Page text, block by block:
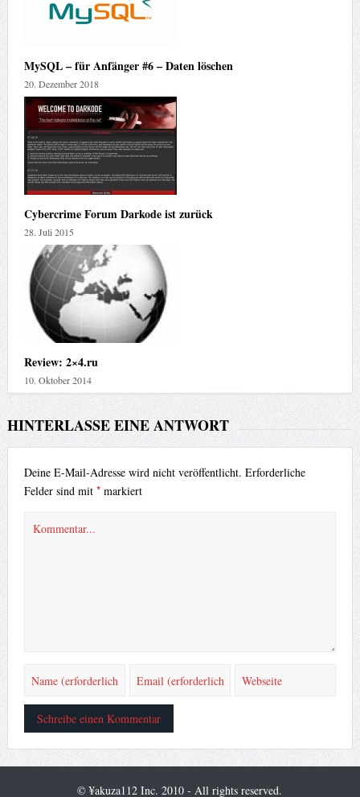
MySQL – für Anfänger #6 – Daten löschen
20. Dezember 2018
Cybercrime Forum Darkode ist zurück
28. Juli 2015
Review: 2×4.ru
10. Oktober 2014
HINTERLASSE EINE ANTWORT
Deine E-Mail-Adresse wird nicht veröffentlicht. Erforderliche
Felder sind mit *markiert
© ¥akuza112 Inc. 2010 - All rights reserved.